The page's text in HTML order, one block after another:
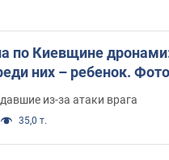
по Киевщине
них – ребенок. Фото
из-за атаки врага
35,0 т.